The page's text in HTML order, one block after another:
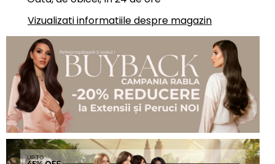
Vizualizati informatiile despre magazin